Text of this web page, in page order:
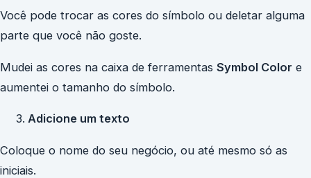
Você pode trocar as cores do símbolo ou deletar alguma
parte que você não goste.
Mudei as cores na caixa de ferramentas Symbol Color e
aumentei o tamanho do símbolo.
Adicione um texto
Coloque o nome do seu negócio, ou até mesmo só as
iniciais.